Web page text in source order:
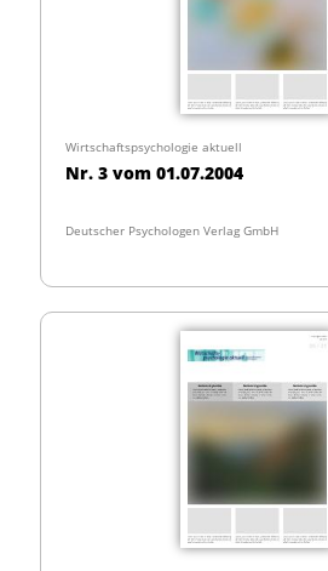
Wirtschaftspsychologie aktuell
Nr. 3 vom 01.07.2004
Deutscher Psychologen Verlag GmbH